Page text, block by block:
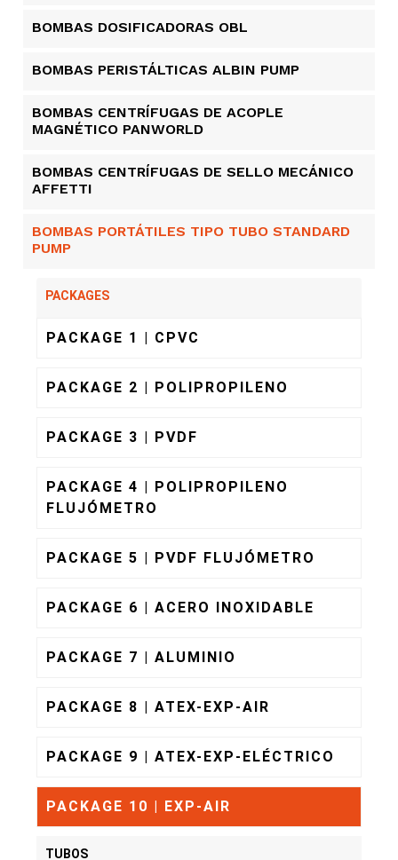
BOMBAS DOSIFICADORAS OBL
BOMBAS PERISTÁLTICAS ALBIN PUMP​
BOMBAS CENTRÍFUGAS DE ACOPLE
MAGNÉTICO PANWORLD
BOMBAS CENTRÍFUGAS DE SELLO MECÁNICO
AFFETTI
BOMBAS PORTÁTILES TIPO TUBO STANDARD
PUMP
PACKAGES
PACKAGE 1 | CPVC
PACKAGE 2 | POLIPROPILENO
PACKAGE 3 | PVDF
PACKAGE 4 | POLIPROPILENO
FLUJÓMETRO
PACKAGE 5 | PVDF FLUJÓMETRO
PACKAGE 6 | ACERO INOXIDABLE
PACKAGE 7 | ALUMINIO
PACKAGE 8 | ATEX-EXP-AIR
PACKAGE 9 | ATEX-EXP-ELÉCTRICO
PACKAGE 10 | EXP-AIR
TUBOS